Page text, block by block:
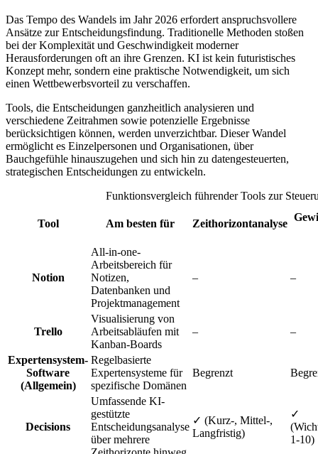
Das Tempo des Wandels im Jahr 2026 erfordert anspruchsvollere
Ansätze zur Entscheidungsfindung. Traditionelle Methoden stoßen
bei der Komplexität und Geschwindigkeit moderner
Herausforderungen oft an ihre Grenzen. KI ist kein futuristisches
Konzept mehr, sondern eine praktische Notwendigkeit, um sich
einen Wettbewerbsvorteil zu verschaffen.
Tools, die Entscheidungen ganzheitlich analysieren und
verschiedene Zeitrahmen sowie potenzielle Ergebnisse
berücksichtigen können, werden unverzichtbar. Dieser Wandel
ermöglicht es Einzelpersonen und Organisationen, über
Bauchgefühle hinauszugehen und sich hin zu datengesteuerten,
strategischen Entscheidungen zu entwickeln.
Funktionsvergleich führender Tools zur
Tool Am besten für Zeithorizontanalyse
Notion
All-in-one-
Arbeitsbereich für
Notizen,
Datenbanken und
Projektmanagement
– –
Trello
Visualisierung von
Arbeitsabläufen mit
Kanban-Boards
– –
Expertensystem-
Software
(Allgemein)
Regelbasierte
Expertensysteme für
spezifische Domänen
Begrenzt
Decisions
Umfassende KI-
gestützte
Entscheidungsanalyse
über mehrere
✓ (Kurz-, Mittel-,
Langfristig)
✓
1-10)